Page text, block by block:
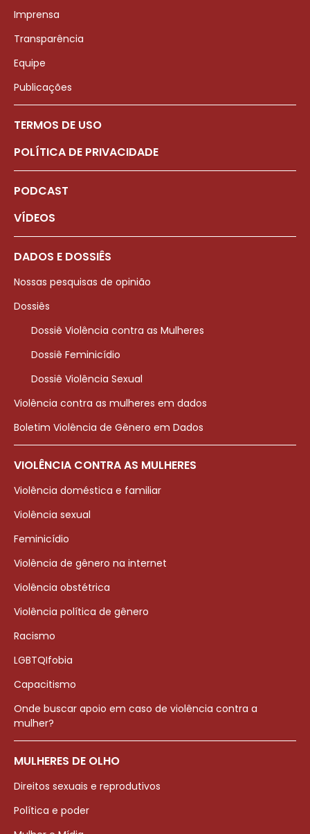
Imprensa
Transparência
Equipe
Publicações
TERMOS DE USO
POLÍTICA DE PRIVACIDADE
PODCAST
VÍDEOS
DADOS E DOSSIÊS
Nossas pesquisas de opinião
Dossiês
Dossiê Violência contra as Mulheres
Dossiê Feminicídio
Dossiê Violência Sexual
Violência contra as mulheres em dados
Boletim Violência de Gênero em Dados
VIOLÊNCIA CONTRA AS MULHERES
Violência doméstica e familiar
Violência sexual
Feminicídio
Violência de gênero na internet
Violência obstétrica
Violência política de gênero
Racismo
LGBTQIfobia
Capacitismo
Onde buscar apoio em caso de violência contra a
mulher?
MULHERES DE OLHO
Direitos sexuais e reprodutivos
Política e poder